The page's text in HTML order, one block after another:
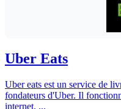
Uber Eats
Uber eats est un service de
fondateurs d'Uber. Il
internet. ...